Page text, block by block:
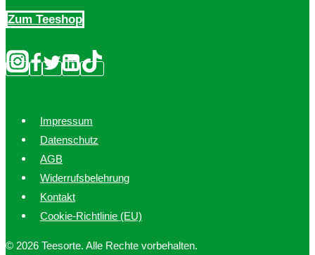
Zum Teeshop
Impressum
Datenschutz
AGB
Widerrufsbelehrung
Kontakt
Cookie-Richtlinie (EU)
© 2026 Teesorte. Alle Rechte vorbehalten.